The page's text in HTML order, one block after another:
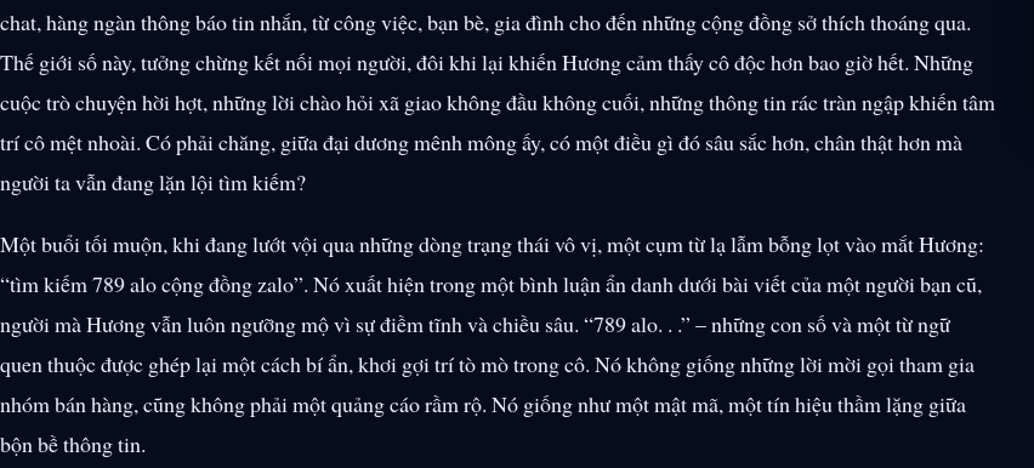
chat, hàng ngàn thông báo tin nhắn, từ công việc, bạn bè, gia đình cho đến những cộng đồng sở thích thoáng qua.
Thế giới số này, tưởng chừng kết nối mọi người, đôi khi lại khiến Hương cảm thấy cô độc hơn bao giờ hết. Những
cuộc trò chuyện hời hợt, những lời chào hỏi xã giao không đầu không cuối, những thông tin rác tràn ngập khiến tâm
trí cô mệt nhoài. Có phải chăng, giữa đại dương mênh mông ấy, có một điều gì đó sâu sắc hơn, chân thật hơn mà
người ta vẫn đang lặn lội tìm kiếm?
Một buổi tối muộn, khi đang lướt vội qua những dòng trạng thái vô vị, một cụm từ lạ lẫm bỗng lọt vào mắt Hương:
“tìm kiếm 789 alo cộng đồng zalo”. Nó xuất hiện trong một bình luận ẩn danh dưới bài viết của một người bạn cũ,
người mà Hương vẫn luôn ngưỡng mộ vì sự điềm tĩnh và chiều sâu. “789 alo. . .” – những con số và một từ ngữ
quen thuộc được ghép lại một cách bí ẩn, khơi gợi trí tò mò trong cô. Nó không giống những lời mời gọi tham gia
nhóm bán hàng, cũng không phải một quảng cáo rầm rộ. Nó giống như một mật mã, một tín hiệu thầm lặng giữa
bộn bề thông tin.